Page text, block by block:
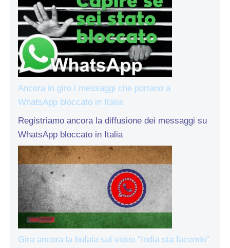
Ancora in giro i messaggi che portano a
WhatsApp bloccato in Italia
Registriamo ancora la diffusione dei messaggi su
WhatsApp bloccato in Italia
Gira ancora la bufala sul video “India sta facendo”